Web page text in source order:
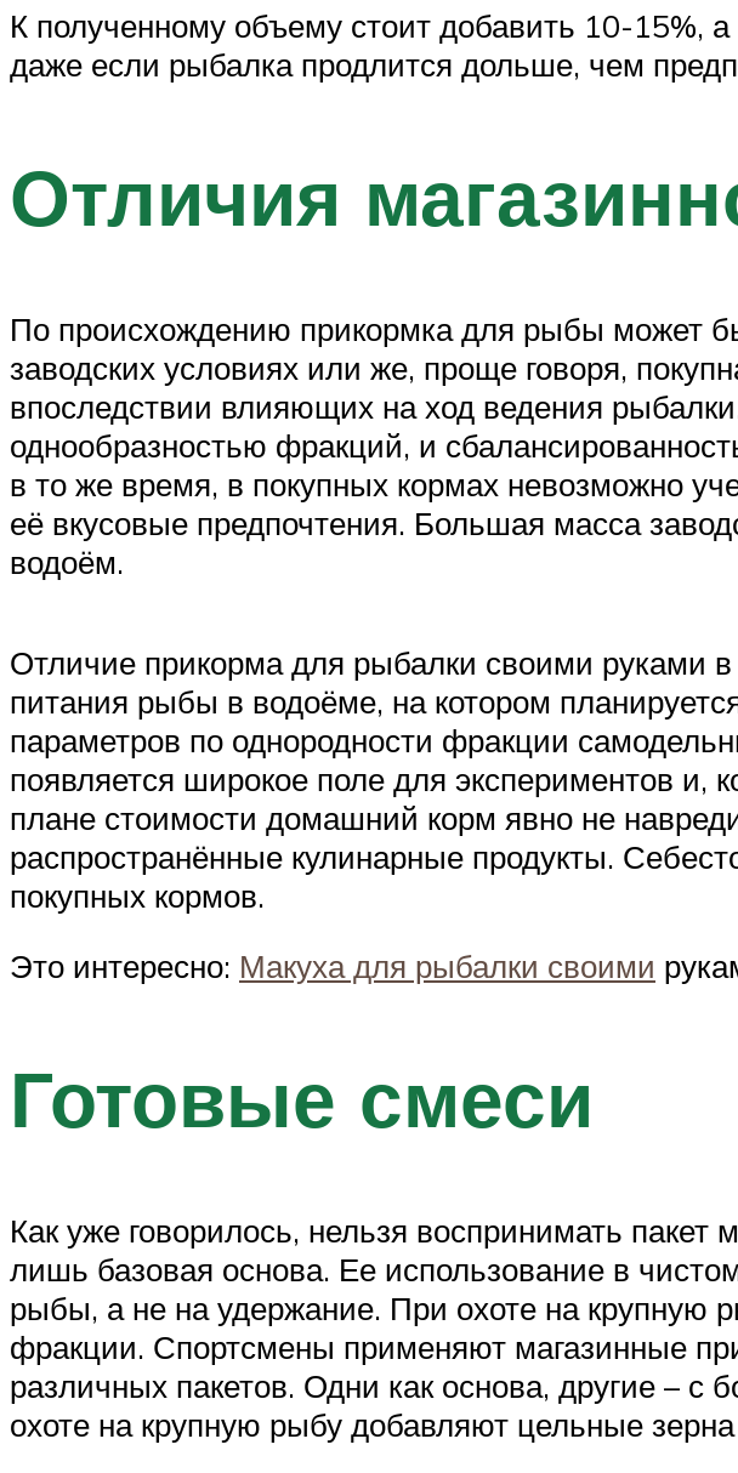
К полученному объему стоит добавить 10-15%,
даже если рыбалка продлится дольше, чем
Отличия
По происхождению прикормка для рыбы может
заводских условиях или же, проще говоря,
впоследствии влияющих на ход ведения
однообразностью фракций, и
в то же время, в покупных кормах невозможно
её вкусовые предпочтения. Большая масса
водоём.
Отличие прикорма для рыбалки своими руками
питания рыбы в водоёме, на котором
параметров по однородности фракции
появляется широкое поле для экспериментов и,
плане стоимости домашний корм явно не
распространённые кулинарные продукты.
покупных кормов.
Это интересно: Макуха для рыбалки своими
Готовые смеси
Как уже говорилось, нельзя воспринимать
лишь базовая основа. Ее использование в
рыбы, а не на удержание. При охоте на крупную
фракции. Спортсмены применяют магазинные
различных пакетов. Одни как основа, другие –
охоте на крупную рыбу добавляют цельные